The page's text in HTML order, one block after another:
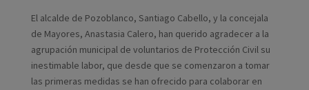
El alcalde de Pozoblanco, Santiago Cabello, y la concejala
de Mayores, Anastasia Calero, han querido agradecer a la
agrupación municipal de voluntarios de Protección Civil su
inestimable labor, que desde que se comenzaron a tomar
las primeras medidas se han ofrecido para colaborar en